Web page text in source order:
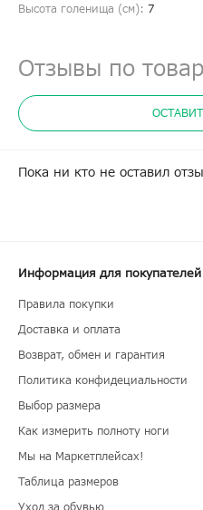
Высота голенища (cм): 7
Отзывы по
Пока ни кто не оставил
Информация для покупателей
Правила покупки
Доставка и оплата
Возврат, обмен и гарантия
Политика конфидециальности
Выбор размера
Как измерить полноту ноги
Мы на Маркетплейсах!
Таблица размеров